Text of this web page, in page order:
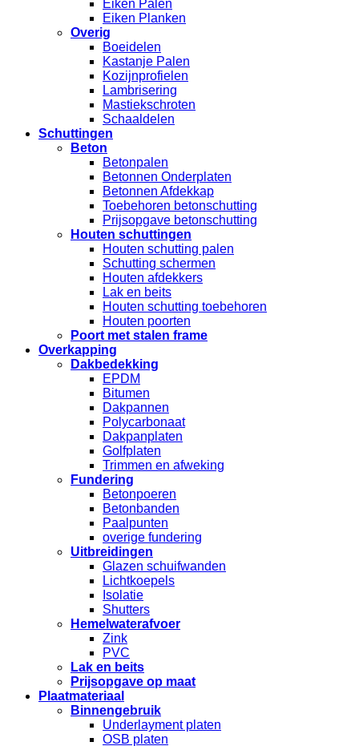
Eiken Palen
Eiken Planken
Overig
Boeidelen
Kastanje Palen
Kozijnprofielen
Lambrisering
Mastiekschroten
Schaaldelen
Schuttingen
Beton
Betonpalen
Betonnen Onderplaten
Betonnen Afdekkap
Toebehoren betonschutting
Prijsopgave betonschutting
Houten schuttingen
Houten schutting palen
Schutting schermen
Houten afdekkers
Lak en beits
Houten schutting toebehoren
Houten poorten
Poort met stalen frame
Overkapping
Dakbedekking
EPDM
Bitumen
Dakpannen
Polycarbonaat
Dakpanplaten
Golfplaten
Trimmen en afweking
Fundering
Betonpoeren
Betonbanden
Paalpunten
overige fundering
Uitbreidingen
Glazen schuifwanden
Lichtkoepels
Isolatie
Shutters
Hemelwaterafvoer
Zink
PVC
Lak en beits
Prijsopgave op maat
Plaatmateriaal
Binnengebruik
Underlayment platen
OSB platen